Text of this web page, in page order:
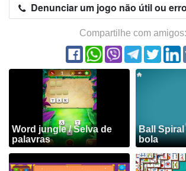
Denunciar um jogo não útil ou
Compartilhe com amigos:
Word jungle / Selva de
palavras
Ball
bola